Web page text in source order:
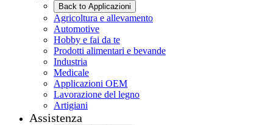
Back to Applicazioni
Agricoltura e allevamento
Automotive
Hobby e fai da te
Prodotti alimentari e bevande
Industria
Medicale
Applicazioni OEM
Lavorazione del legno
Artigiani
Assistenza